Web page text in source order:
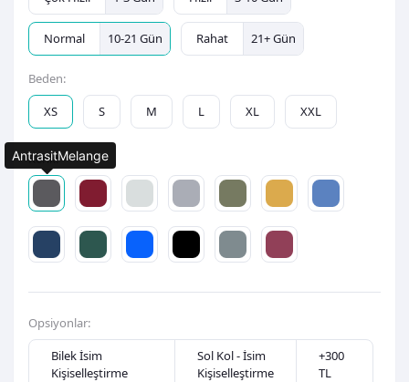
Normal 10-21 Gün Rahat 21+ Gün
Beden:
XS
S M L XL XXL
Renk:
Opsiyonlar:
Bilek İsim
Kişiselleştirme
Sol Kol - İsim
Kişiselleştirme
+300
TL
AntrasitMelange